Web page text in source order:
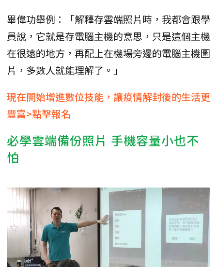
畢偉功舉例：「解釋存雲端照片時，我都會跟學
員說，它就是存電腦主機的意思，只是這個主機
在很遠的地方，再配上在機場旁邊的電腦主機圖
片，多數人就能理解了。」
現在開始增進數位技能，讓疫情解封後的生活更
豐富>點擊報名
必學雲端備份照片 手機容量小也不
怕